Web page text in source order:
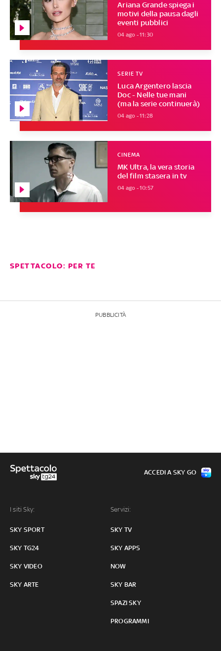
Ariana Grande spiega i
motivi della pausa dagli
eventi pubblici
04 ago - 11:30
Luca Argentero lascia
Doc - Nelle tue mani
(ma la serie continuerà)
SERIE TV
04 ago - 11:28
MK Ultra, la vera storia
del film stasera in tv
CINEMA
04 ago - 10:57
SPETTACOLO: PER TE
PUBBLICITÀ
I siti Sky:
SKY SPORT
SKY TG24
SKY VIDEO
SKY ARTE
Servizi:
SKY TV
SKY APPS
NOW
SKY BAR
SPAZI SKY
PROGRAMMI
ACCEDI A SKY GO